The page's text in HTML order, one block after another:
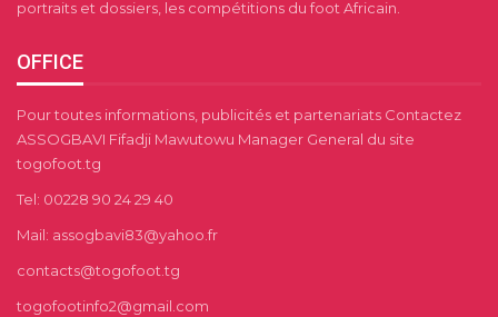
portraits et dossiers, les compétitions du foot Africain.
OFFICE
Pour toutes informations, publicités et partenariats Contactez
ASSOGBAVI Fifadji Mawutowu Manager General du site
togofoot.tg
Tel: 00228 90 24 29 40
Mail: assogbavi83@yahoo.fr
contacts@togofoot.tg
togofootinfo2@gmail.com